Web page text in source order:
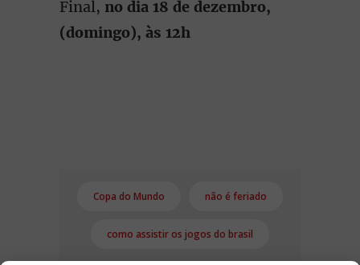
Final, no dia 18 de dezembro,
(domingo), às 12h
Copa do Mundo não é feriado
como assistir os jogos do brasil